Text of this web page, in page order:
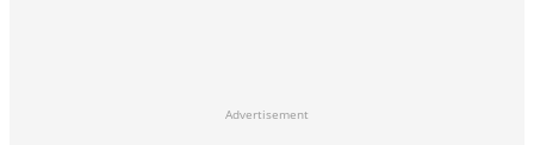
Advertisement